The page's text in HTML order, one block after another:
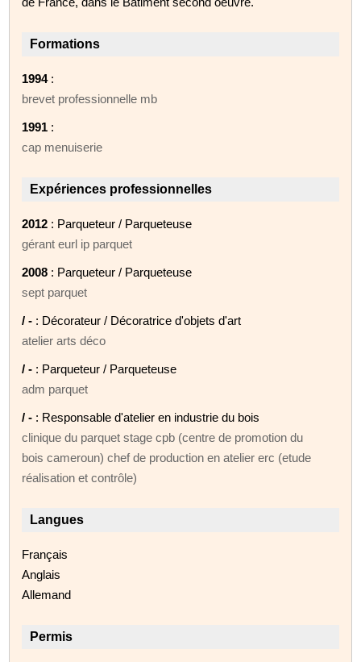
Formations
1994:
brevet professionnelle mb
1991 :
cap menuiserie
Expériences professionnelles
2012 : Parqueteur / Parqueteuse
gérant eurl ip parquet
2008 : Parqueteur / Parqueteuse
sept parquet
/ - : Décorateur / Décoratrice d'objets d'art
atelier arts déco
/ - : Parqueteur / Parqueteuse
adm parquet
/ - : Responsable d'atelier en industrie du bois
clinique du parquet stage cpb (centre de promotion du
bois cameroun) chef de production en atelier erc (etude
réalisation et contrôle)
Langues
Français
Anglais
Allemand
Permis